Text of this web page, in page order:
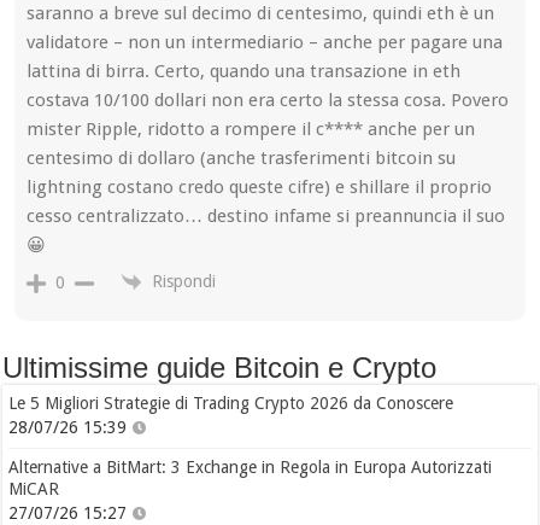
saranno a breve sul decimo di centesimo, quindi eth è un
validatore – non un intermediario – anche per pagare una
lattina di birra. Certo, quando una transazione in eth
costava 10/100 dollari non era certo la stessa cosa. Povero
mister Ripple, ridotto a rompere il c**** anche per un
centesimo di dollaro (anche trasferimenti bitcoin su
lightning costano credo queste cifre) e shillare il proprio
cesso centralizzato… destino infame si preannuncia il suo
😀
0 Rispondi
Ultimissime guide Bitcoin e Crypto
Le 5 Migliori Strategie di Trading Crypto 2026 da Conoscere
28/07/26 15:39
Alternative a BitMart: 3 Exchange in Regola in Europa Autorizzati
MiCAR
27/07/26 15:27